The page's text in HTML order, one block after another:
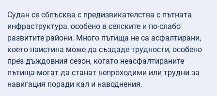
Судан се сблъсква с предизвикателства с пътната
инфраструктура, особено в селските и по-слабо
развитите райони. Много пътища не са асфалтирани,
което наистина може да създаде трудности, особено
през дъждовния сезон, когато неасфалтираните
пътища могат да станат непроходими или трудни за
навигация поради кал и наводнения.